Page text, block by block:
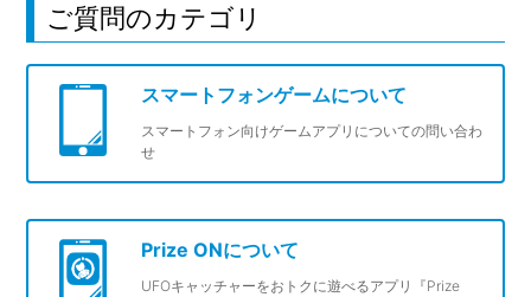
ご質問のカテゴリ
スマートフォンゲームについて
スマートフォン向けゲームアプリについての問い合わ
せ
Prize ONについて
UFOキャッチャーをおトクに遊べるアプリ『Prize